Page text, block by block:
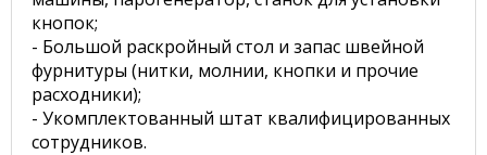
кнопок;
- Большой раскройный стол и запас швейной
фурнитуры (нитки, молнии, кнопки и прочие
расходники);
- Укомплектованный штат квалифицированных
сотрудников.